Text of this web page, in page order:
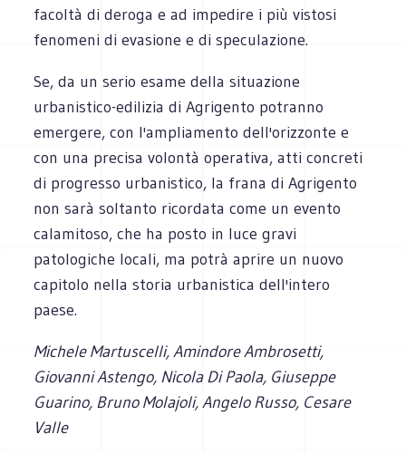
facoltà di deroga e ad impedire i più vistosi
fenomeni di evasione e di speculazione.
Se, da un serio esame della situazione
urbanistico-edilizia di Agrigento potranno
emergere, con l'ampliamento dell'orizzonte e
con una precisa volontà operativa, atti concreti
di progresso urbanistico, la frana di Agrigento
non sarà soltanto ricordata come un evento
calamitoso, che ha posto in luce gravi
patologiche locali, ma potrà aprire un nuovo
capitolo nella storia urbanistica dell'intero
paese.
Michele Martuscelli, Amindore Ambrosetti,
Giovanni Astengo, Nicola Di Paola, Giuseppe
Guarino, Bruno Molajoli, Angelo Russo, Cesare
Valle